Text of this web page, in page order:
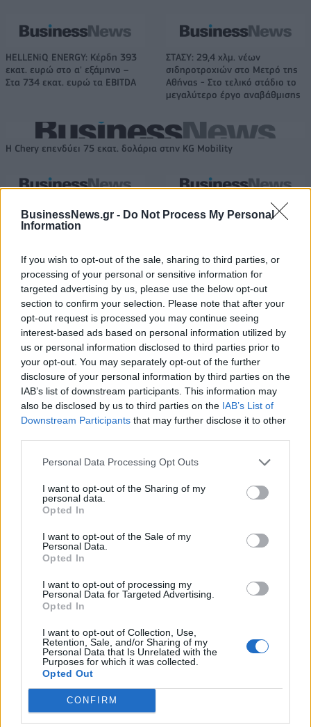
BusinessNews.gr - Do Not Process My Personal
Information
If you wish to opt-out of the sale, sharing to third parties, or
processing of your personal or sensitive information for
targeted advertising by us, please use the below opt-out
section to confirm your selection. Please note that after your
opt-out request is processed you may continue seeing
interest-based ads based on personal information utilized by
us or personal information disclosed to third parties prior to
your opt-out. You may separately opt-out of the further
disclosure of your personal information by third parties on the
IAB’s list of downstream participants. This information may
also be disclosed by us to third parties on the IAB’s List of
Downstream Participants that may further disclose it to other
Personal Data Processing Opt Outs
I want to opt-out of the Sharing of my
personal data.
Opted In
I want to opt-out of the Sale of my
Personal Data.
Opted In
I want to opt-out of processing my
Personal Data for Targeted Advertising.
Opted In
I want to opt-out of Collection, Use,
Retention, Sale, and/or Sharing of my
Personal Data that Is Unrelated with the
Purposes for which it was collected.
Opted Out
CONFIRM
HELLENiQ ENERGY: Κέρδη 393
εκατ. ευρώ στο α' εξάμηνο –
Στα 734 εκατ. ευρώ τα EBITDA
ΣΤΑΣΥ: 29,4 χλμ. νέων
σιδηροτροχιών στο Μετρό της
Αθήνας - Στο τελικό στάδιο το
μεγαλύτερο έργο αναβάθμισης
Η Chery επενδύει 75 εκατ. δολάρια στην KG Mobility
18.990 ευρώ
συνεχίζουν μαζί: Ανανέωση της
18η συνεχόμενη χρονιά για τον ΟΤΕ στη διεθνή σειρά δεικτών
FTSE4Good
Alpha Bank: Για πρώτη φορά το Αρχαίο Θέατρο Επιδαύρου άνοιξε τις
πύλες του σε όλους
Χρηματιστήριο: Στις
2.016,54 μονάδες ο
Γενικός Δείκτης Τιμών, με
άνοδο 0,20%
19/11/2025 - 11:10
Χρηματιστήριο: Στις
2.021,72 μονάδες ο
άνοδο 0,46%
19/11/2025 - 13:21